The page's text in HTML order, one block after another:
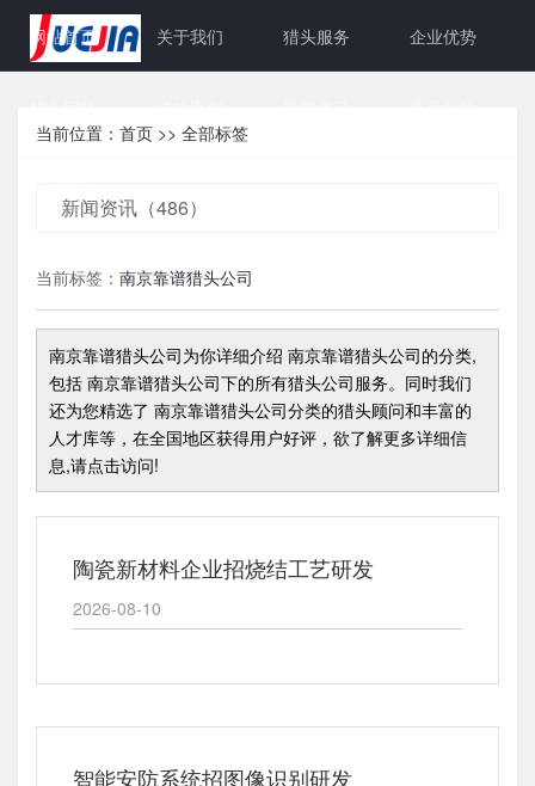
网站首页 关于我们 猎头服务 企业优势
当前位置： 首页 >> 全部标签
新闻资讯（486）
当前标签： 南京靠谱猎头公司
南京靠谱猎头公司为你详细介绍 南京靠谱猎头公司的分类,
包括 南京靠谱猎头公司下的所有猎头公司服务。同时我们
还为您精选了 南京靠谱猎头公司分类的猎头顾问和丰富的
人才库等，在全国地区获得用户好评，欲了解更多详细信
息,请点击访问!
陶瓷新材料企业招烧结工艺研发
2026-08-10
智能安防系统招图像识别研发